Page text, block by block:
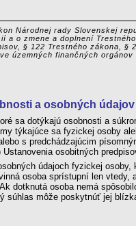
Národnej rady Slovenskej
a o zmene a doplnení
§ 122 Trestného zákona, §
územných finančných
a osobných údajov
sa dotýkajú osobnosti a
týkajúce sa fyzickej osoby
s predchádzajúcim
osobitných
údajoch fyzickej
osoba sprístupní len vtedy,
dotknutá osoba nemá
súhlas môže poskytnúť jej